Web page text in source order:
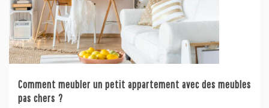
Comment meubler un petit appartement avec des meubles
pas chers ?